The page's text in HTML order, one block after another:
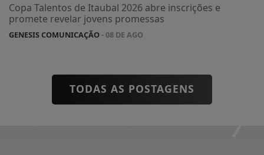
Copa Talentos de Itaubal 2026 abre inscrições e
promete revelar jovens promessas
GENESIS COMUNICAÇÃO- 08 DE AGO
TODAS AS POSTAGENS